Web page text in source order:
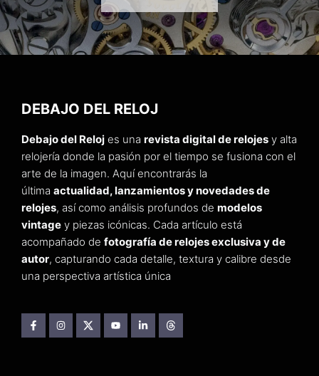
DEBAJO DEL RELOJ
Debajo del Reloj es una revista digital de relojes y alta
relojería donde la pasión por el tiempo se fusiona con el
arte de la imagen. Aquí encontrarás la
última actualidad, lanzamientos y novedades de
relojes, así como análisis profundos de modelos
vintage y piezas icónicas. Cada artículo está
acompañado de fotografía de relojes exclusiva y de
autor, capturando cada detalle, textura y calibre desde
una perspectiva artística única